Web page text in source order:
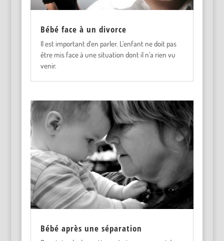
Bébé face à un divorce
Il est important d‘en parler. L’enfant ne doit pas
être mis face à une situation dont il n’a rien vu
venir.
Bébé après une séparation